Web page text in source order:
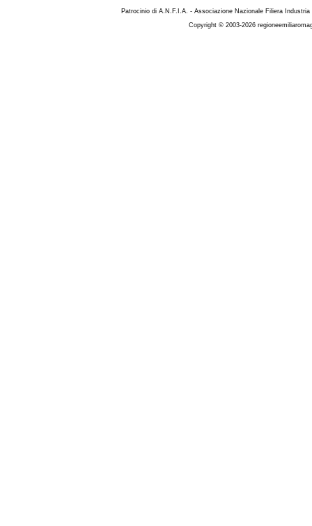
Patrocinio di A.N.F.I.A. - Associazione Nazionale Filiera
Copyright © 2003-2026